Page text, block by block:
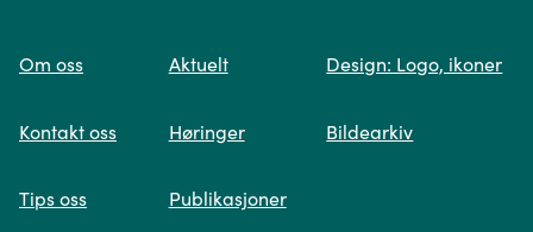
Spør oss
søk og viser deg vår mest relevante
forsiden
Om oss
Kontakt oss
Tips oss
Aktuelt
Høringer
Publikasjoner
Design: Logo, ikoner
Bildearkiv